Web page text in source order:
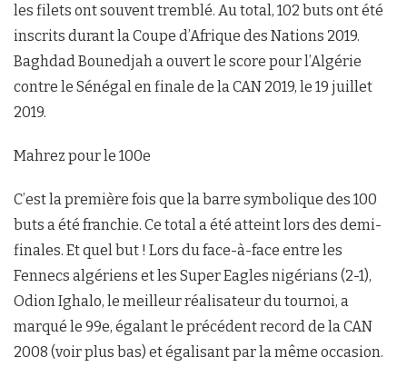
les filets ont souvent tremblé. Au total, 102 buts ont été
inscrits durant la Coupe d’Afrique des Nations 2019.
Baghdad Bounedjah a ouvert le score pour l’Algérie
contre le Sénégal en finale de la CAN 2019, le 19 juillet
2019.
Mahrez pour le 100e
C’est la première fois que la barre symbolique des 100
buts a été franchie. Ce total a été atteint lors des demi-
finales. Et quel but ! Lors du face-à-face entre les
Fennecs algériens et les Super Eagles nigérians (2-1),
Odion Ighalo, le meilleur réalisateur du tournoi, a
marqué le 99e, égalant le précédent record de la CAN
2008 (voir plus bas) et égalisant par la même occasion.